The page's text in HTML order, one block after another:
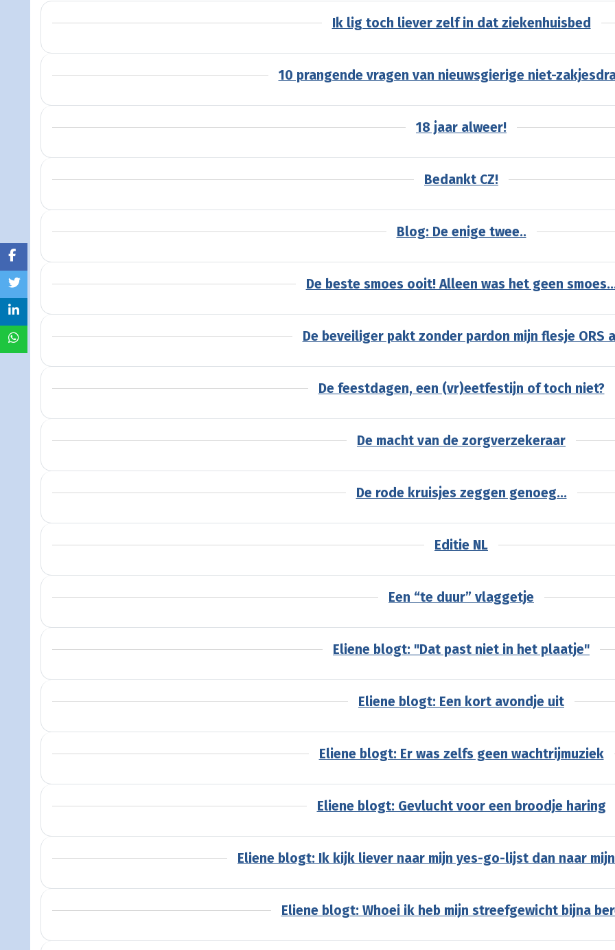
Ik lig toch liever zelf in dat ziekenhuisbed
10 prangende vragen van nieuwsgierige niet-
18 jaar alweer!
Bedankt CZ!
Blog: De enige twee..
De beste smoes ooit! Alleen was het geen
De beveiliger pakt zonder pardon mijn flesje ORS
De feestdagen, een (vr)eetfestijn of toch niet?
De macht van de zorgverzekeraar
De rode kruisjes zeggen genoeg...
Editie NL
Een “te duur” vlaggetje
Eliene blogt: "Dat past niet in het plaatje"
Eliene blogt: Een kort avondje uit
Eliene blogt: Er was zelfs geen wachtrijmuziek
Eliene blogt: Gevlucht voor een broodje haring
Eliene blogt: Ik kijk liever naar mijn yes-go-lijst dan naar
Eliene blogt: Whoei ik heb mijn streefgewicht bijna